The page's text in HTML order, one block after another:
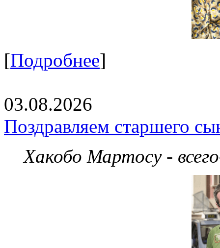
[Подробнее]
03.08.2026
Поздравляем старшего
Хакобо Мартосу -